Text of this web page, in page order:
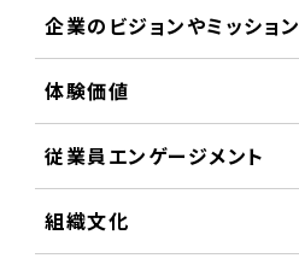
企業のビジョンやミッション
体験価値
従業員エンゲージメント
組織文化